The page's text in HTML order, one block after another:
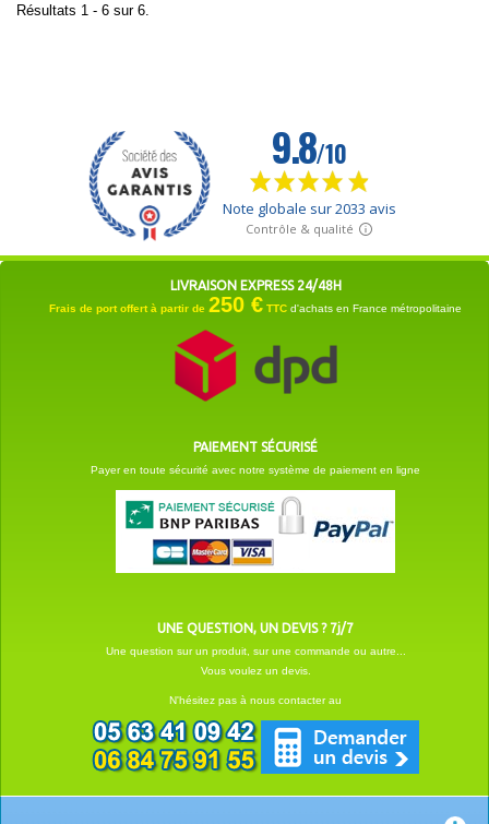
Résultats 1 - 6 sur 6.
LIVRAISON EXPRESS 24/48H
Frais de port offert à partir de 250 € TTC d'achats en France métropolitaine
PAIEMENT SÉCURISÉ
Payer en toute sécurité avec notre système de paiement en ligne
UNE QUESTION, UN DEVIS ? 7j/7
Une question sur un produit, sur une commande ou autre...
Vous voulez un devis.
N'hésitez pas à nous contacter au